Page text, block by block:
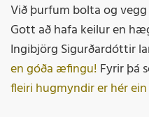
Við þurfum bolta og
Gott að hafa keilur en
Ingibjörg Sigurðardóttir
en góða æfingu! Fyrir þá
fleiri hugmyndir er hér